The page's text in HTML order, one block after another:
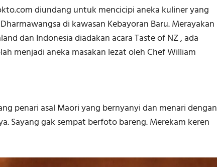
diundang untuk mencicipi aneka kuliner yang
di kawasan Kebayoran Baru. Merayakan
dan Indonesia diadakan acara Taste of NZ , ada
menjadi aneka masakan lezat oleh Chef William
penari asal Maori yang bernyanyi dan menari dengan
Sayang gak sempat berfoto bareng. Merekam keren